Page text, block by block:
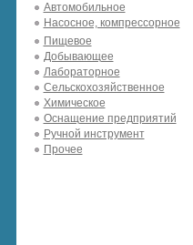
Автомобильное
Насосное, компрессорное
Пищевое
Добывающее
Лабораторное
Сельскохозяйственное
Химическое
Оснащение предприятий
Ручной инструмент
Прочее